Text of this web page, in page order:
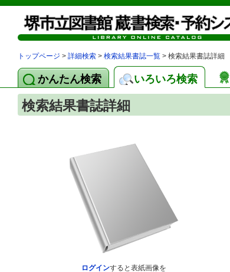
トップページ > 詳細検索 > 検索結果書誌一覧 > 検索結果書誌詳細
かんたん検索 いろいろ検索
検索結果書誌詳細
ログインすると表紙画像を